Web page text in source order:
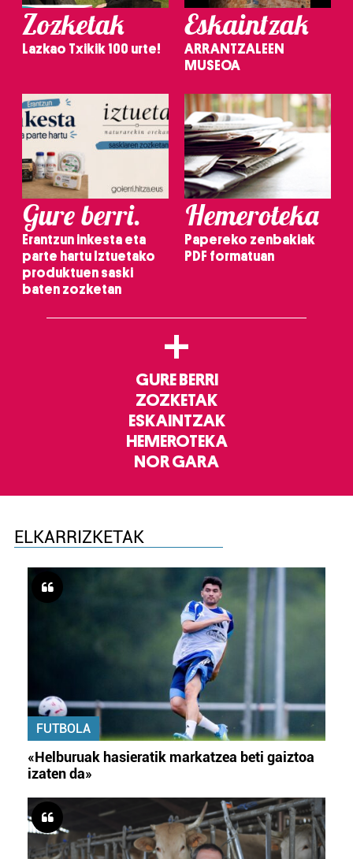
Zozketak
Lazkao Txikik 100 urte!
Eskaintzak
ARRANTZALEEN
MUSEOA
Gure berri.
Erantzun inkesta eta
parte hartu Iztuetako
produktuen saski
baten zozketan
Hemeroteka
Papereko zenbakiak
PDF formatuan
+
GURE BERRI
ZOZKETAK
ESKAINTZAK
HEMEROTEKA
NOR GARA
ELKARRIZKETAK
FUTBOLA
«Helburuak hasieratik markatzea beti gaiztoa
izaten da»